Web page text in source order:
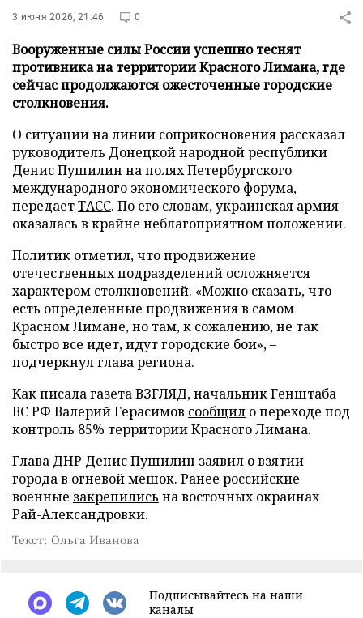
3 июня 2026, 21:46 0
Вооруженные силы России успешно теснят
противника на территории Красного Лимана, где
сейчас продолжаются ожесточенные городские
столкновения.
О ситуации на линии соприкосновения рассказал
руководитель Донецкой народной республики
Денис Пушилин на полях Петербургского
международного экономического форума,
передаетТАСС. По его словам, украинская армия
оказалась в крайне неблагоприятном положении.
Политик отметил, что продвижение
отечественных подразделений осложняется
характером столкновений. «Можно сказать, что
есть определенные продвижения в самом
Красном Лимане, но там, к сожалению, не так
быстро все идет, идут городские бои», –
подчеркнул глава региона.
Как писала газета ВЗГЛЯД, начальник Генштаба
ВС РФ Валерий Герасимов сообщил о переходе под
контроль 85% территории Красного Лимана.
Глава ДНР Денис Пушилин заявил о взятии
города в огневой мешок. Ранее российские
военные закрепились на восточных окраинах
Рай-Александровки.
Текст: Ольга Иванова
Подписывайтесь на наши
каналы